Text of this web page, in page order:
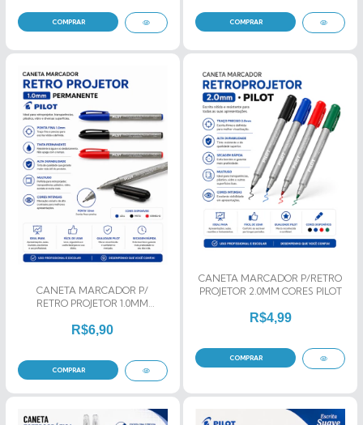
COMPRAR
CANETA MARCADOR P/
RETRO PROJETOR 1.0MM
R$6,90
COMPRAR
CANETA MARCADOR P/RETRO
PROJETOR 2.0MM CORES PILOT
R$4,99
COMPRAR